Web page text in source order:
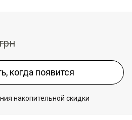
когда появится
накопительной скидки